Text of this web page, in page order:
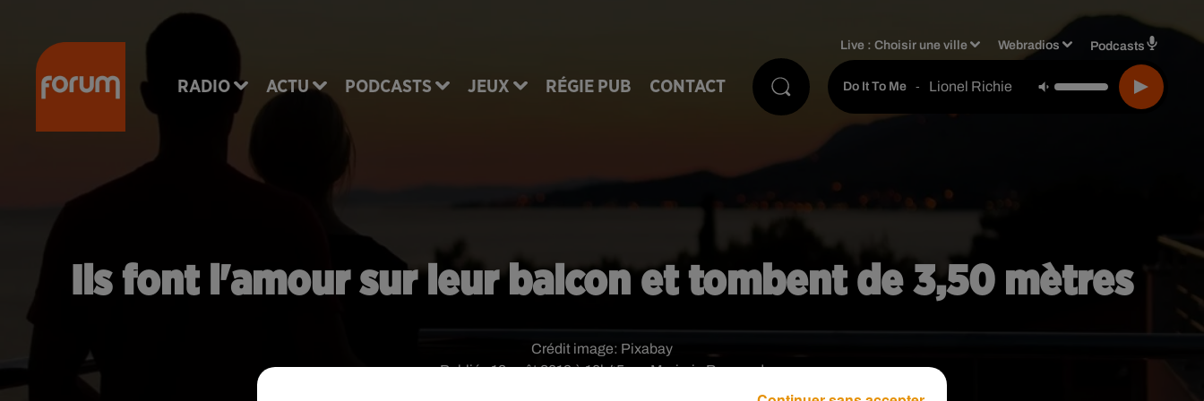
RADIO ACTU PODCASTS JEUX RÉGIE PUB CONTACT
Live :Choisir une ville Webradios Podcasts
Do It To Me - Lionel Richie
Ils font l'amour sur leur balcon et tombent de 3,50 mètres
Publié : 18 août 2019 à 10h45 par Marjorie Raynaud
Crédit image: Pixabay